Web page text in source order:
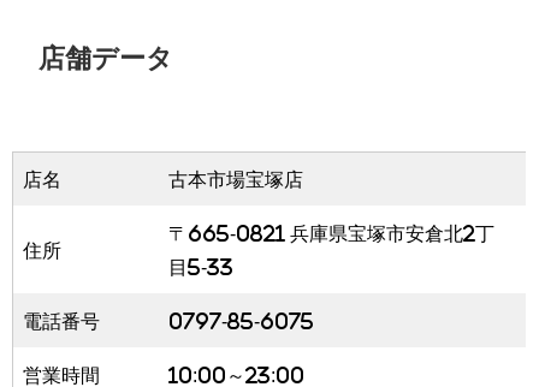
店舗データ
店名 古本市場宝塚店
住所
〒665-0821 兵庫県宝塚市安倉北2丁
目5-33
電話番号 0797-85-6075
営業時間 10:00～23:00